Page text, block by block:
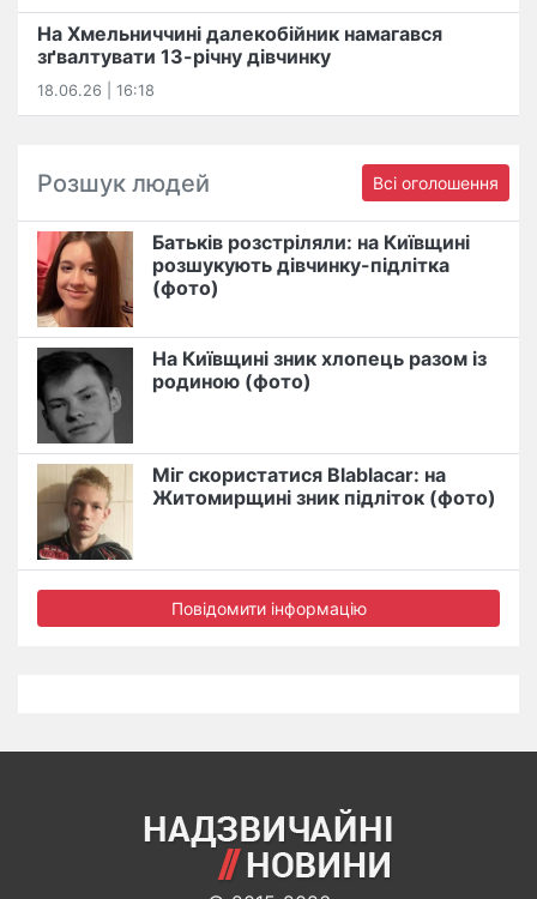
На Хмельниччині далекобійник намагався
зґвалтувати 13-річну дівчинку
18.06.26 | 16:18
Розшук людей Всі оголошення
Батьків розстріляли: на Київщині
розшукують дівчинку-підлітка
(фото)
На Київщині зник хлопець разом із
родиною (фото)
Міг скористатися Blablacar: на
Житомирщині зник підліток (фото)
Повідомити інформацію